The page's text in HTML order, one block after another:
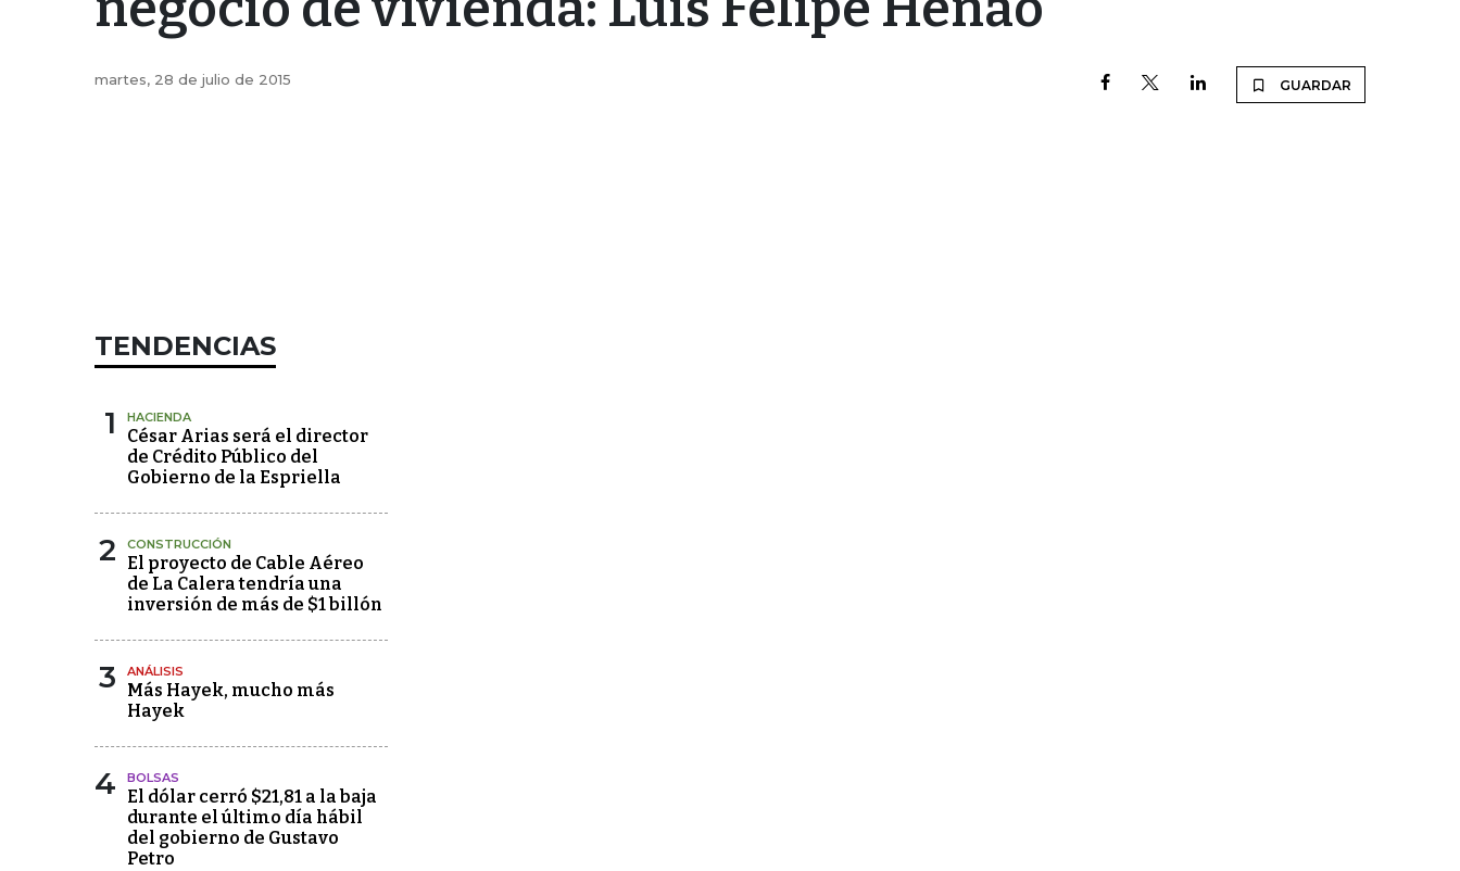
martes, 28 de julio de 2015 GUARDAR
TENDENCIAS
1 HACIENDA
César Arias será el director
de Crédito Público del
Gobierno de la Espriella
2 CONSTRUCCIÓN
El proyecto de Cable Aéreo
de La Calera tendría una
inversión de más de $1 billón
3 ANÁLISIS
Más Hayek, mucho más
Hayek
4 BOLSAS
El dólar cerró $21,81 a la baja
durante el último día hábil
del gobierno de Gustavo
Petro